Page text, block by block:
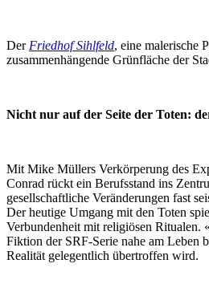
Der Friedhof Sihlfeld, eine malerische
zusammenhängende Grünfläche der
Nicht nur auf der Seite der Toten:
Mit Mike Müllers Verkörperung des
Conrad rückt ein Berufsstand ins
gesellschaftliche Veränderungen fast
Der heutige Umgang mit den Toten
Verbundenheit mit religiösen Ritualen.
Fiktion der SRF-Serie nahe am Leben
Realität gelegentlich übertroffen wird.